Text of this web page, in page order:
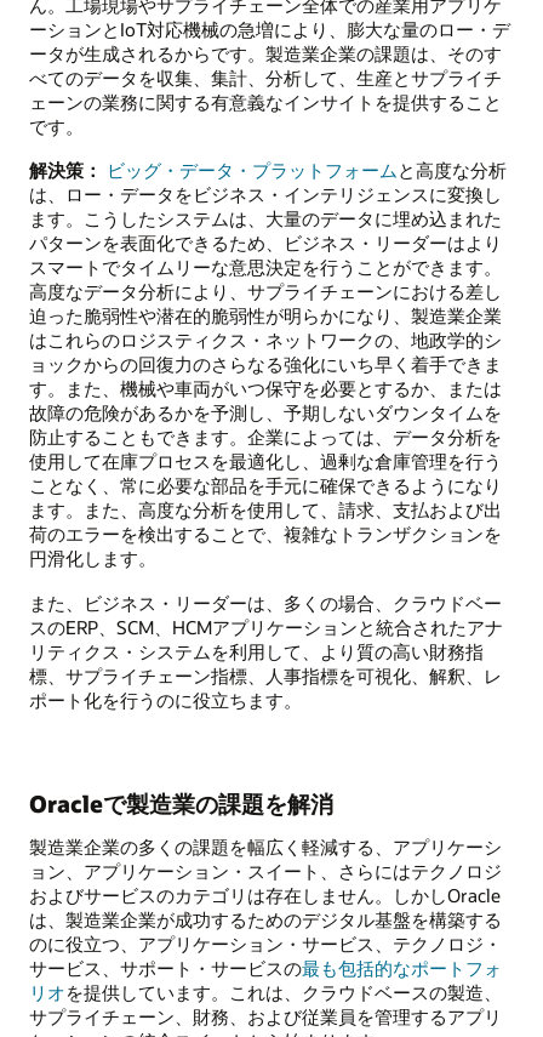
ん。工場現場やサプライチェーン全体での産業用アプリケ
ーションとIoT対応機械の急増により、膨大な量のロー・デ
ータが生成されるからです。製造業企業の課題は、そのす
べてのデータを収集、集計、分析して、生産とサプライチ
ェーンの業務に関する有意義なインサイトを提供すること
です。
解決策： ビッグ・データ・プラットフォームと高度な分析
は、ロー・データをビジネス・インテリジェンスに変換し
ます。こうしたシステムは、大量のデータに埋め込まれた
パターンを表面化できるため、ビジネス・リーダーはより
スマートでタイムリーな意思決定を行うことができます。
高度なデータ分析により、サプライチェーンにおける差し
迫った脆弱性や潜在的脆弱性が明らかになり、製造業企業
はこれらのロジスティクス・ネットワークの、地政学的シ
ョックからの回復力のさらなる強化にいち早く着手できま
す。また、機械や車両がいつ保守を必要とするか、または
故障の危険があるかを予測し、予期しないダウンタイムを
防止することもできます。企業によっては、データ分析を
使用して在庫プロセスを最適化し、過剰な倉庫管理を行う
ことなく、常に必要な部品を手元に確保できるようになり
ます。また、高度な分析を使用して、請求、支払および出
荷のエラーを検出することで、複雑なトランザクションを
円滑化します。
また、ビジネス・リーダーは、多くの場合、クラウドベー
スのERP、SCM、HCMアプリケーションと統合されたアナ
リティクス・システムを利用して、より質の高い財務指
標、サプライチェーン指標、人事指標を可視化、解釈、レ
ポート化を行うのに役立ちます。
Oracleで製造業の課題を解消
製造業企業の多くの課題を幅広く軽減する、アプリケーシ
ョン、アプリケーション・スイート、さらにはテクノロジ
およびサービスのカテゴリは存在しません。しかしOracle
は、製造業企業が成功するためのデジタル基盤を構築する
のに役立つ、アプリケーション・サービス、テクノロジ・
サービス、サポート・サービスの最も包括的なポートフォ
リオを提供しています。これは、クラウドベースの製造、
サプライチェーン、財務、および従業員を管理するアプリ